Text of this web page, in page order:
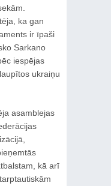
ka gan
ir īpaši
Sarkano
iespējas
ukraiņu
asamblejas
kā arī